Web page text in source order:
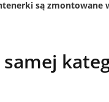
są zmontowane